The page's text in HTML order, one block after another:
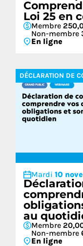
Loi 25 en
Membre
Non-membre
En ligne
DÉCLARATION DE
Mardi 10
au
Membre
Non-membre
En ligne